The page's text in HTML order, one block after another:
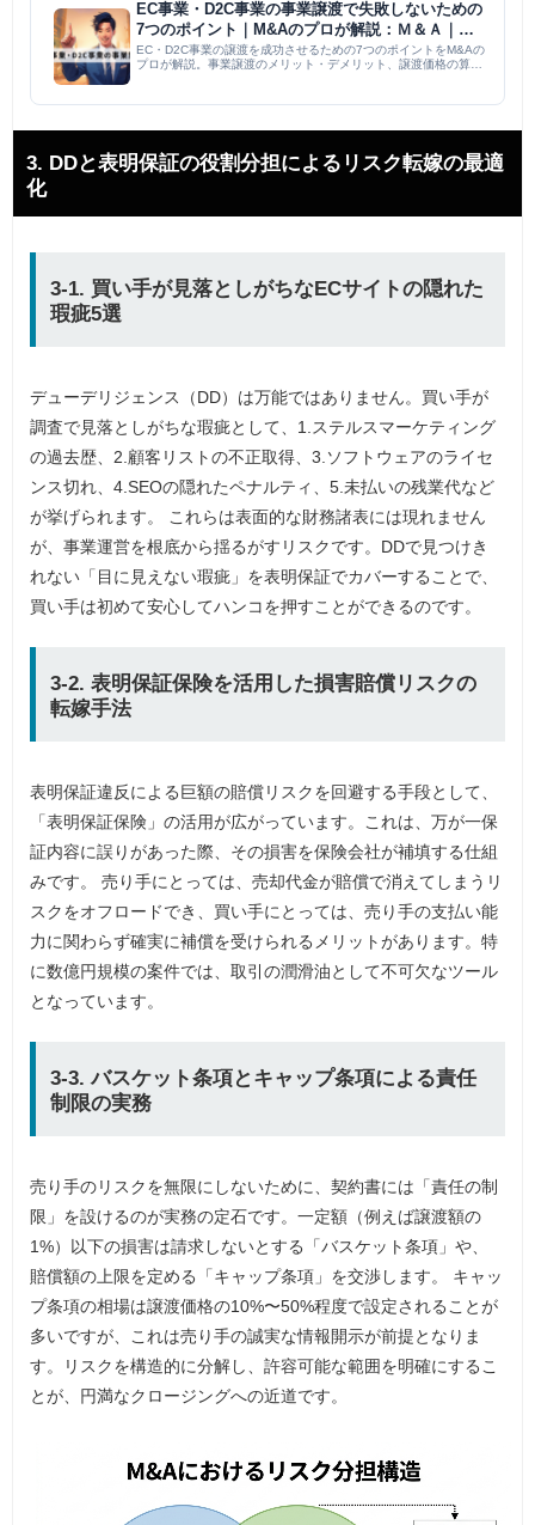
EC事業・D2C事業の事業譲渡で失敗しないための
7つのポイント｜M&Aのプロが解説：Ｍ＆Ａ｜M
＆A PMI コラム
EC・D2C事業の譲渡を成功させるための7つのポイントをM&Aの
プロが解説。事業譲渡のメリット・デメリット、譲渡価格の算定
義...
3. DDと表明保証の役割分担によるリスク転嫁の最適
化
3-1. 買い手が見落としがちなECサイトの隠れた
瑕疵5選
デューデリジェンス（DD）は万能ではありません。買い手が
調査で見落としがちな瑕疵として、1.ステルスマーケティング
の過去歴、2.顧客リストの不正取得、3.ソフトウェアのライセ
ンス切れ、4.SEOの隠れたペナルティ、5.未払いの残業代など
が挙げられます。 これらは表面的な財務諸表には現れません
が、事業運営を根底から揺るがすリスクです。DDで見つけき
れない「目に見えない瑕疵」を表明保証でカバーすることで、
買い手は初めて安心してハンコを押すことができるのです。
3-2. 表明保証保険を活用した損害賠償リスクの
転嫁手法
表明保証違反による巨額の賠償リスクを回避する手段として、
「表明保証保険」の活用が広がっています。これは、万が一保
証内容に誤りがあった際、その損害を保険会社が補填する仕組
みです。 売り手にとっては、売却代金が賠償で消えてしまうリ
スクをオフロードでき、買い手にとっては、売り手の支払い能
力に関わらず確実に補償を受けられるメリットがあります。特
に数億円規模の案件では、取引の潤滑油として不可欠なツール
となっています。
3-3. バスケット条項とキャップ条項による責任
制限の実務
売り手のリスクを無限にしないために、契約書には「責任の制
限」を設けるのが実務の定石です。一定額（例えば譲渡額の
1%）以下の損害は請求しないとする「バスケット条項」や、
賠償額の上限を定める「キャップ条項」を交渉します。 キャッ
プ条項の相場は譲渡価格の10%〜50%程度で設定されることが
多いですが、これは売り手の誠実な情報開示が前提となりま
す。リスクを構造的に分解し、許容可能な範囲を明確にするこ
とが、円満なクロージングへの近道です。